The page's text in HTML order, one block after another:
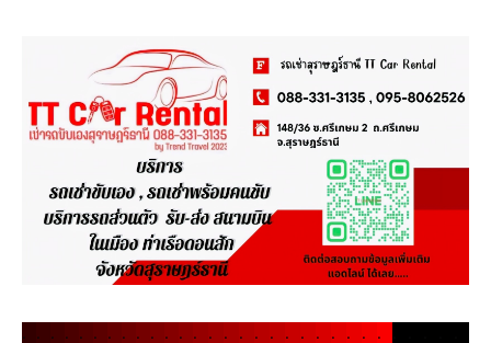
. . . . . . . . . . . . . . . . . . . . . . . .